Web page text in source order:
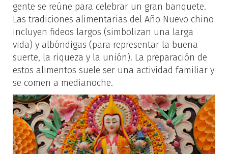
gente se reúne para celebrar un gran banquete.
Las tradiciones alimentarias del Año Nuevo chino
incluyen fideos largos (simbolizan una larga
vida) y albóndigas (para representar la buena
suerte, la riqueza y la unión). La preparación de
estos alimentos suele ser una actividad familiar y
se comen a medianoche.